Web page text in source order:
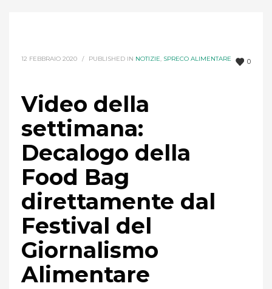
0
12 FEBBRAIO 2020 / PUBLISHED IN NOTIZIE, SPRECO ALIMENTARE
Video della
settimana:
Decalogo della
Food Bag
direttamente dal
Festival del
Giornalismo
Alimentare